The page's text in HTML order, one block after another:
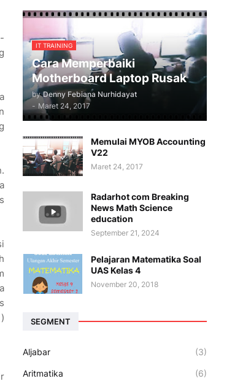
IT TRAINING
Cara Memperbaiki
Motherboard Laptop Rusak
by Denny Febiana Nurhidayat
- Maret 24, 2017
Memulai MYOB Accounting
V22
Maret 24, 2017
Radarhot com Breaking
News Math Science
education
September 21, 2024
Pelajaran Matematika Soal
UAS Kelas 4
November 20, 2018
SEGMENT
Aljabar (3)
Aritmatika (6)